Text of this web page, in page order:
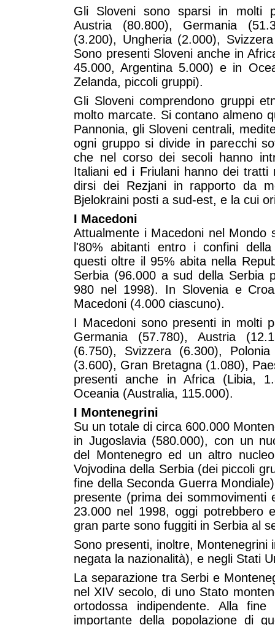
Gli Sloveni sono sparsi in molti
Austria (80.800), Germania
(3.200), Ungheria (2.000),
Sono presenti Sloveni anche in
45.000, Argentina 5.000) e in
Zelanda, piccoli gruppi).
Gli Sloveni comprendono gruppi
molto marcate. Si contano almeno
Pannonia, gli Sloveni centrali,
ogni gruppo si divide in parecchi
che nel corso dei secoli hanno
Italiani ed i Friulani hanno dei
dirsi dei Rezjani in rapporto da
Bjelokraini posti a sud-est, e la cui
I Macedoni
Attualmente i Macedoni nel Mondo
l'80% abitanti entro i confini
questi oltre il 95% abita nella
Serbia (96.000 a sud della Serbia
980 nel 1998). In Slovenia e
Macedoni (4.000 ciascuno).
I Macedoni sono presenti in molti
Germania (57.780), Austria
(6.750), Svizzera (6.300),
(3.600), Gran Bretagna (1.080),
presenti anche in Africa (Libia,
Oceania (Australia, 115.000).
I Montenegrini
Su un totale di circa 600.000
in Jugoslavia (580.000), con un
del Montenegro ed un altro
Vojvodina della Serbia (dei piccoli
fine della Seconda Guerra
presente (prima dei sommovimenti
23.000 nel 1998, oggi potrebbero
gran parte sono fuggiti in Serbia al
Sono presenti, inoltre, Montenegrini
negata la nazionalità), e negli Stati
La separazione tra Serbi e
nel XIV secolo, di uno Stato
ortodossa indipendente. Alla
importante della popolazione di